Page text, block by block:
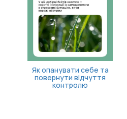
Як опанувати себе та
повернути відчуття
контролю